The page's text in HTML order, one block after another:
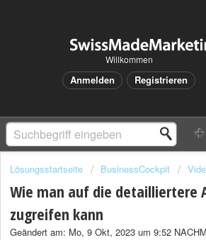
Willkommen
Anmelden Registrieren
Lösungsstartseite BusinessCockpit
Wie man auf die detailliertere
zugreifen kann
Geändert am: Mo, 9 Okt, 2023 um 9:52